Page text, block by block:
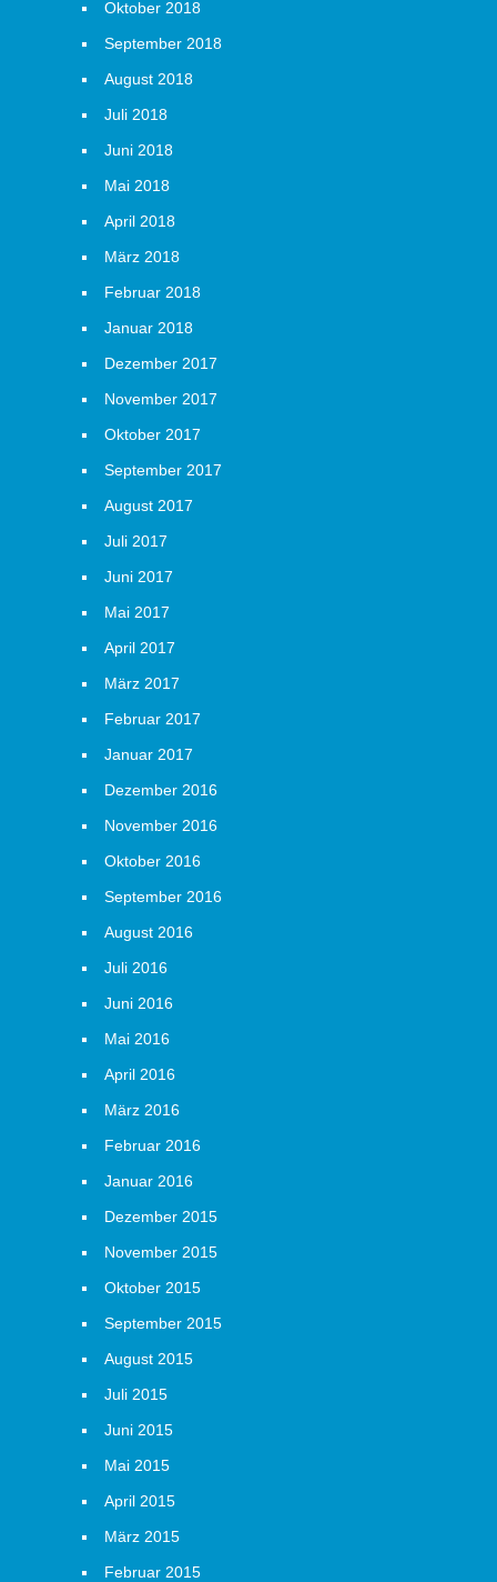
Oktober 2018
September 2018
August 2018
Juli 2018
Juni 2018
Mai 2018
April 2018
März 2018
Februar 2018
Januar 2018
Dezember 2017
November 2017
Oktober 2017
September 2017
August 2017
Juli 2017
Juni 2017
Mai 2017
April 2017
März 2017
Februar 2017
Januar 2017
Dezember 2016
November 2016
Oktober 2016
September 2016
August 2016
Juli 2016
Juni 2016
Mai 2016
April 2016
März 2016
Februar 2016
Januar 2016
Dezember 2015
November 2015
Oktober 2015
September 2015
August 2015
Juli 2015
Juni 2015
Mai 2015
April 2015
März 2015
Februar 2015